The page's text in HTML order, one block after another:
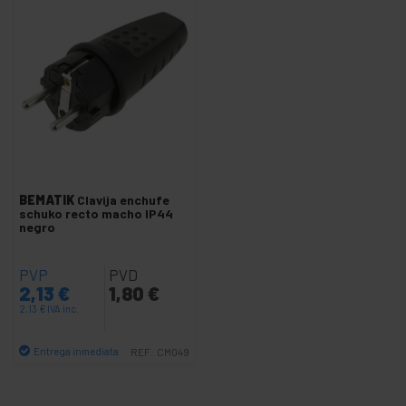
Organizadores de cables
Pintura
+
Regletas y bases de enchufes
+
Ruedas industriales
+
Sistema de Fijación
+
alarmas y
control
+
Hogar y
empresa
+
libre
+
BEMATIK Clavija enchufe
schuko recto macho IP44
negro
PVP
2,13 €
2,13 € IVA inc.
PVD
1,80 €
Entrega inmediata REF: CM049